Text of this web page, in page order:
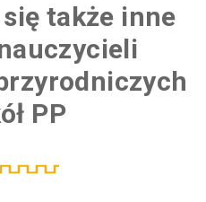
także inne
PP